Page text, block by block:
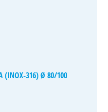
(INOX-316) Ø 80/100